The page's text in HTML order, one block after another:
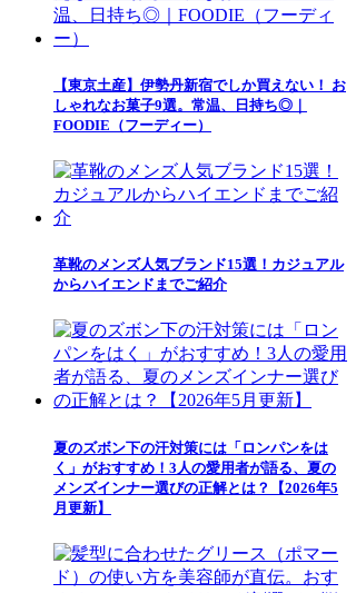
【東京土産】伊勢丹新宿でしか買えない！ お
しゃれなお菓子9選。常温、日持ち◎｜
FOODIE（フーディー）
革靴のメンズ人気ブランド15選！カジュアル
からハイエンドまでご紹介
夏のズボン下の汗対策には「ロンパンをは
く」がおすすめ！3人の愛用者が語る、夏の
メンズインナー選びの正解とは？【2026年5
月更新】